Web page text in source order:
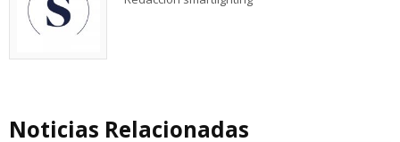
Noticias Relacionadas